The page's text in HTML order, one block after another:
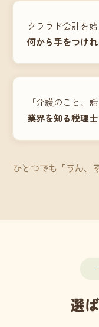
クラウド会計を
何から手をつけ
「介護のこと、
業界を知る税理士
ひとつでも「うん、
選